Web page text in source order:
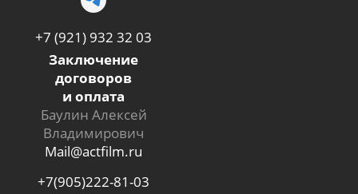
+7 (921) 932 32 03
Заключение
договоров
и оплата
Баулин Алексей
Владимирович
Mail@actfilm.ru
+7(905)222-81-03